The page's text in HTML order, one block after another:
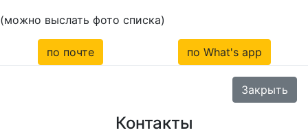
(можно выслать фото списка)
по почте по What's app
Закрыть
Контакты